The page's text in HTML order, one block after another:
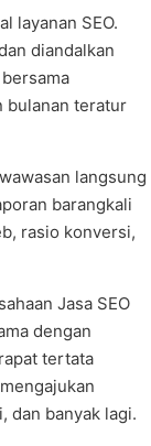
layanan SEO.
diandalkan
bulanan teratur
langsung
barangkali
rasio konversi,
Jasa SEO
dengan
tertata
dan banyak lagi.